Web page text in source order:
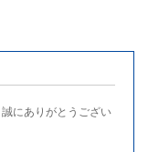
にありがとうござい